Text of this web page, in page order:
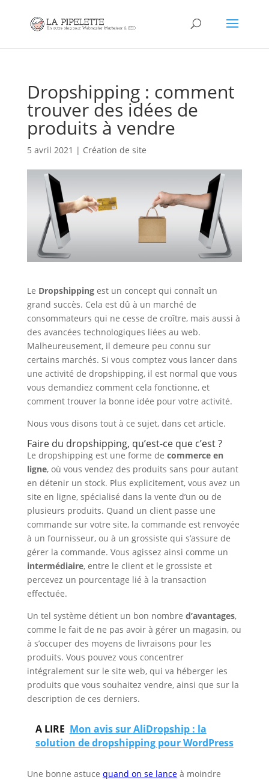
Dropshipping : comment
trouver des idées de
produits à vendre
5 avril 2021 | Création de site
Le Dropshippingest un concept qui connaît un
grand succès. Cela est dû à un marché de
consommateurs qui ne cesse de croître, mais aussi à
des avancées technologiques liées au web.
Malheureusement, il demeure peu connu sur
certains marchés. Si vous comptez vous lancer dans
une activité de dropshipping, il est normal que vous
vous demandiez comment cela fonctionne, et
comment trouver la bonne idée pour votre activité.
Nous vous disons tout à ce sujet, dans cet article.
Faire du dropshipping, qu’est-ce que c’est ?
Le dropshipping est une forme de commerce en
ligne, où vous vendez des produits sans pour autant
en détenir un stock. Plus explicitement, vous avez un
site en ligne, spécialisé dans la vente d’un ou de
plusieurs produits. Quand un client passe une
commande sur votre site, la commande est renvoyée
à un fournisseur, ou à un grossiste qui s’assure de
gérer la commande. Vous agissez ainsi comme un
intermédiaire, entre le client et le grossiste et
percevez un pourcentage lié à la transaction
effectuée.
Un tel système détient un bon nombre d’avantages,
comme le fait de ne pas avoir à gérer un magasin, ou
à s’occuper des moyens de livraisons pour les
produits. Vous pouvez vous concentrer
intégralement sur le site web, qui va héberger les
produits que vous souhaitez vendre, ainsi que sur la
description de ces derniers.
A LIRE Mon avis sur AliDropship : la
solution de dropshipping pour WordPress
Une bonne astuce quand on se lanceà moindre